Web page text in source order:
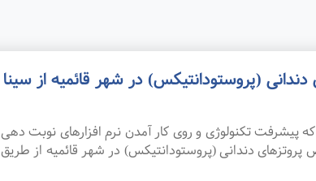
(پروستودانتیکس) در شهر قائمیه از سینا
تکنولوژی و روی کار آمدن نرم افزارهای نوبت دهی
دندانی (پروستودانتیکس) در شهر قائمیه از طریق